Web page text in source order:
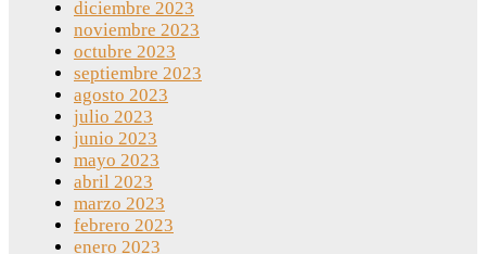
diciembre 2023
noviembre 2023
octubre 2023
septiembre 2023
agosto 2023
julio 2023
junio 2023
mayo 2023
abril 2023
marzo 2023
febrero 2023
enero 2023